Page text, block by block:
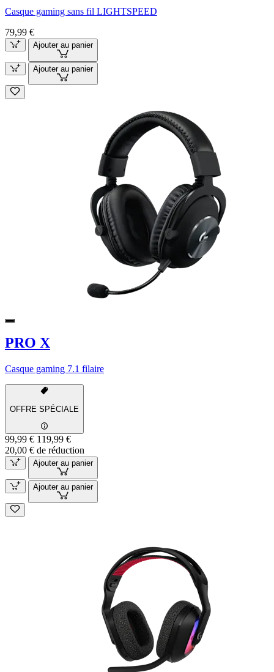
Casque gaming sans fil LIGHTSPEED
79,99 €
Ajouter au panier
Ajouter au panier
PRO X
Casque gaming 7.1 filaire
OFFRE SPÉCIALE
99,99 € 119,99 €
20,00 € de réduction
Ajouter au panier
Ajouter au panier